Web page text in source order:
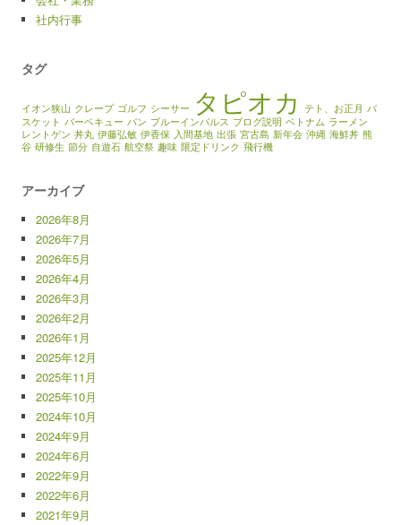
社内行事
タグ
イオン狭山 クレープ ゴルフ シーサー タピオカ テト、お正月 バ
スケット バーベキュー パン ブルーインパルス ブログ説明 ベトナム ラーメン
レントゲン 丼丸 伊藤弘敏 伊香保 入間基地 出張 宮古島 新年会 沖縄 海鮮丼 熊
谷 研修生 節分 自遊石 航空祭 趣味 限定ドリンク 飛行機
アーカイブ
2026年8月
2026年7月
2026年5月
2026年4月
2026年3月
2026年2月
2026年1月
2025年12月
2025年11月
2025年10月
2024年10月
2024年9月
2024年6月
2022年9月
2022年6月
2021年9月